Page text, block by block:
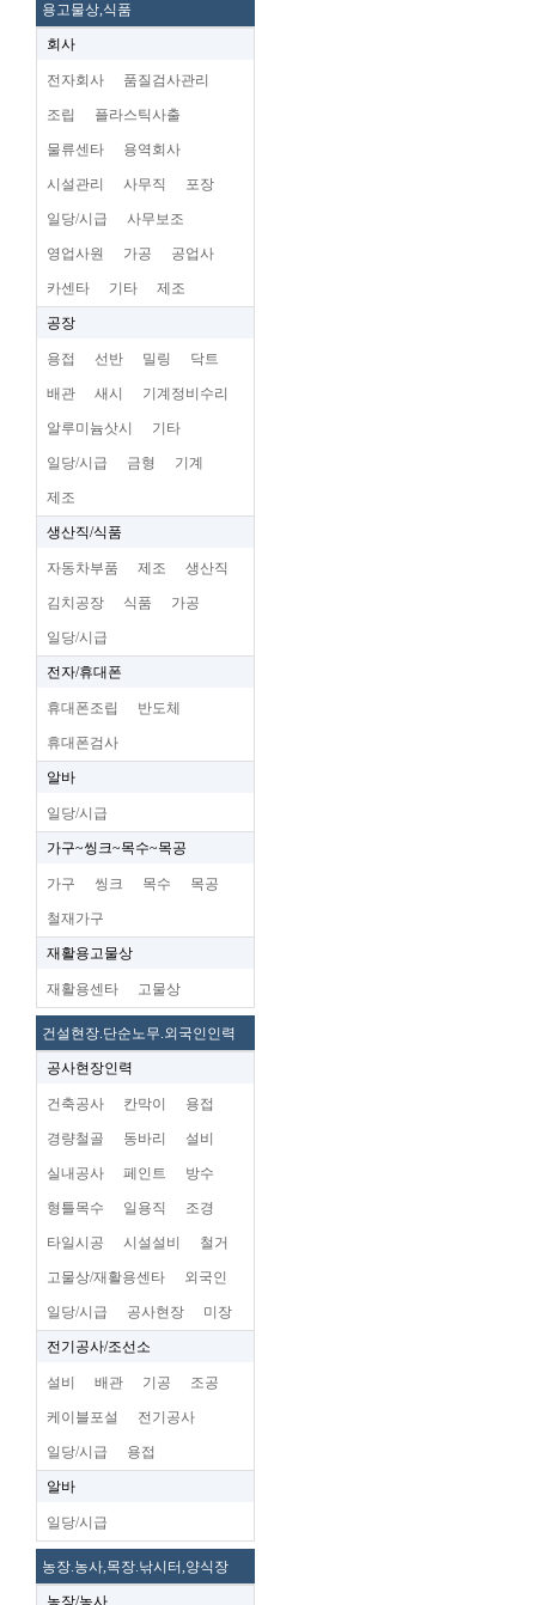
용고물상,식품
회사
전자회사 품질검사관리
조립 플라스틱사출
물류센타 용역회사
시설관리 사무직 포장
일당/시급 사무보조
영업사원 가공 공업사
카센타 기타 제조
공장
용접 선반 밀링 닥트
배관 새시 기계정비수리
알루미늄삿시 기타
일당/시급 금형 기계
제조
생산직/식품
자동차부품 제조 생산직
김치공장 식품 가공
일당/시급
전자/휴대폰
휴대폰조립 반도체
휴대폰검사
알바
일당/시급
가구~씽크~목수~목공
가구 씽크 목수 목공
철재가구
재활용고물상
재활용센타 고물상
건설현장.단순노무.외국인인력
공사현장인력
건축공사 칸막이 용접
경량철골 동바리 설비
실내공사 페인트 방수
형틀목수 일용직 조경
타일시공 시설설비 철거
고물상/재활용센타 외국인
일당/시급 공사현장 미장
전기공사/조선소
설비 배관 기공 조공
케이블포설 전기공사
일당/시급 용접
알바
일당/시급
농장.농사,목장.낚시터,양식장
농장/농사